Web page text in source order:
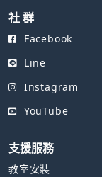
社 群
Facebook
Line
Instagram
YouTube
支援服務
教室安裝